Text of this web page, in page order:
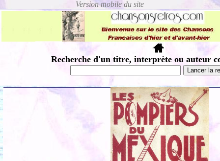
Recherche d'un titre, interprète ou auteur